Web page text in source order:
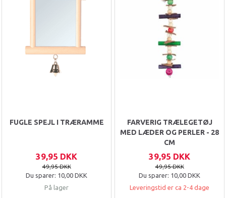
FUGLE SPEJL I TRÆRAMME
39,95 DKK
49,95 DKK
Du sparer: 10,00 DKK
På lager
FARVERIG TRÆLEGETØJ
MED LÆDER OG PERLER - 28
CM
39,95 DKK
49,95 DKK
Du sparer: 10,00 DKK
Leveringstid er ca 2-4 dage